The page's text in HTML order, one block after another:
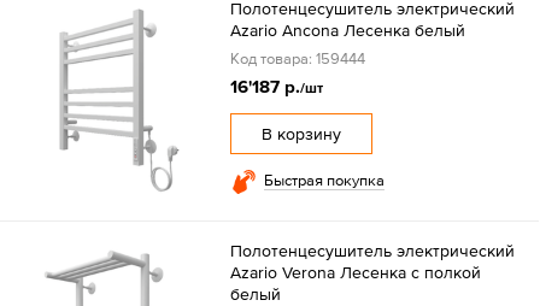
Полотенцесушитель электрический
Azario Ancona Лесенка белый
Код товара: 159444
16'187 р./шт
В корзину
Быстрая покупка
Полотенцесушитель электрический
Azario Verona Лесенка с полкой
белый